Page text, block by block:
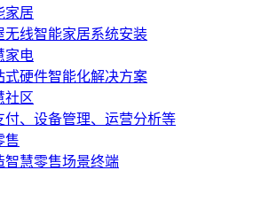
家居
无线智能家居系统安装
家电
式硬件智能化解决方案
社区
付、设备管理、运营分析等
售
智慧零售场景终端